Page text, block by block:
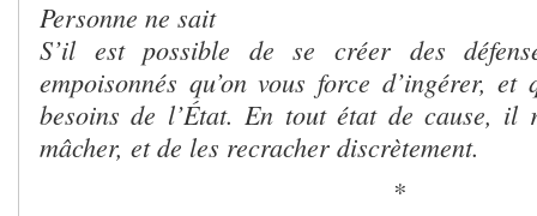
Personne ne sait
S’il est possible de se créer des
empoisonnés qu’on vous force d’ingérer,
besoins de l’État. En tout état de cause, il
mâcher, et de les recracher discrètement.
*